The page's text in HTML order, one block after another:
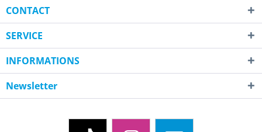
CONTACT
SERVICE
INFORMATIONS
Newsletter